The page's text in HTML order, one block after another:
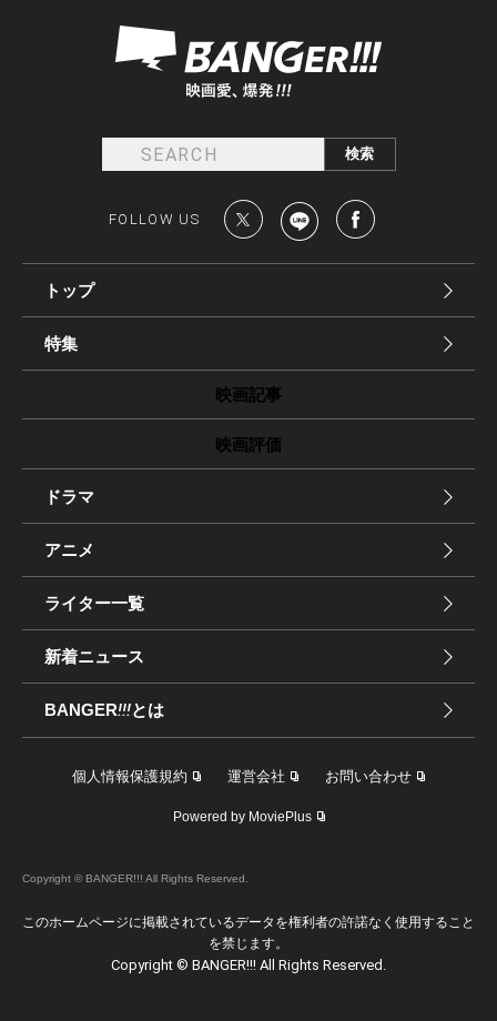
FOLLOW US
トップ
特集
映画記事
映画評価
ドラマ
アニメ
ライター一覧
新着ニュース
BANGER!!!とは
個人情報保護規約 運営会社 お問い合わせ
Powered by MoviePlus
Copyright © BANGER!!! All Rights Reserved.
このホームページに掲載されているデータを権利者の許諾なく使用すること
を禁じます。
Copyright © BANGER!!! All Rights Reserved.